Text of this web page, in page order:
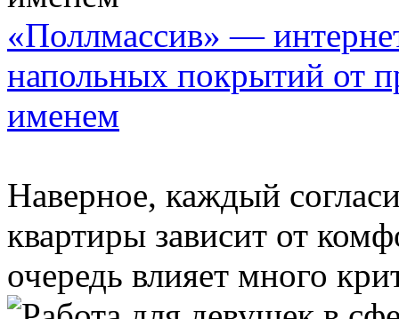
«Поллмассив» —
напольных покрытий от
именем
Наверное, каждый
квартиры зависит от
очередь влияет много